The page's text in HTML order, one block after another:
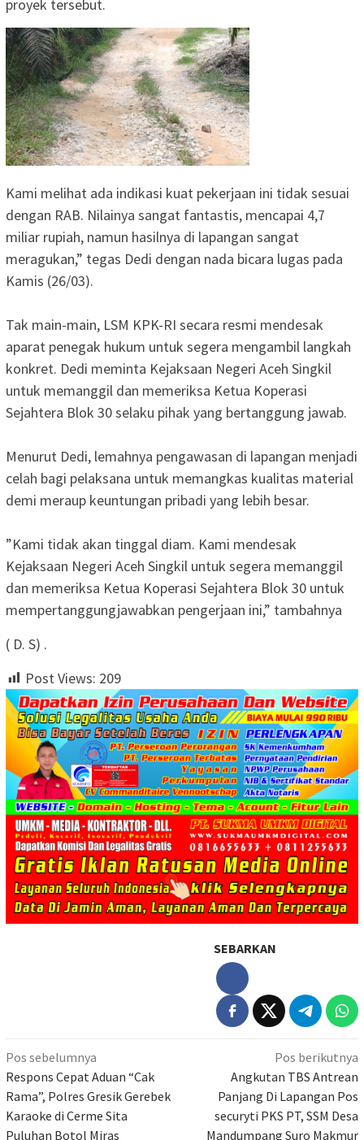
proyek tersebut.
‎Kami melihat ada indikasi kuat pekerjaan ini tidak sesuai
dengan RAB. Nilainya sangat fantastis, mencapai 4,7
miliar rupiah, namun hasilnya di lapangan sangat
meragukan,” tegas Dedi dengan nada bicara lugas pada
Kamis (26/03).
‎Tak main-main, LSM KPK-RI secara resmi mendesak
aparat penegak hukum untuk segera mengambil langkah
konkret. Dedi meminta Kejaksaan Negeri Aceh Singkil
untuk memanggil dan memeriksa Ketua Koperasi
Sejahtera Blok 30 selaku pihak yang bertanggung jawab.
‎Menurut Dedi, lemahnya pengawasan di lapangan menjadi
celah bagi pelaksana untuk memangkas kualitas material
demi meraup keuntungan pribadi yang lebih besar.
‎”Kami tidak akan tinggal diam. Kami mendesak
Kejaksaan Negeri Aceh Singkil untuk segera memanggil
dan memeriksa Ketua Koperasi Sejahtera Blok 30 untuk
mempertanggungjawabkan pengerjaan ini,” tambahnya
( D. S) .
Post Views: 209
SEBARKAN
Navigasi
pos
Pos sebelumnya
Respons Cepat Aduan “Cak
Rama”, Polres Gresik Gerebek
Karaoke di Cerme Sita
Puluhan Botol Miras
Pos berikutnya
Angkutan TBS Antrean
Panjang Di Lapangan Pos
securyti PKS PT, SSM Desa
Mandumpang Suro Makmur